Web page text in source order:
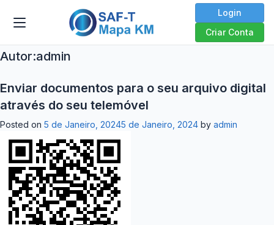
Login
Criar Conta
Autor:admin
Enviar documentos para o seu arquivo digital
através do seu telemóvel
Posted on 5 de Janeiro, 20245 de Janeiro, 2024 by admin